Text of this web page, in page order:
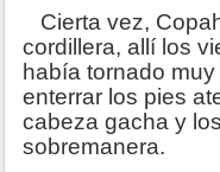
Cierta vez,
cordillera, allí los
había tornado
enterrar los pies
cabeza gacha y
sobremanera.